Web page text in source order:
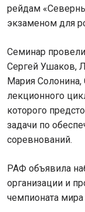
рейдам
экзаменом для
Семинар
Сергей Ушаков,
Мария Солонина,
лекционного
которого
задачи по
соревнований.
РАФ объявила
организации и
чемпионата